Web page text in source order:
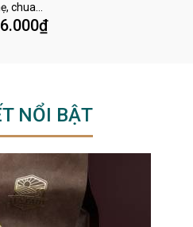
chua…
₫
NỔI BẬT